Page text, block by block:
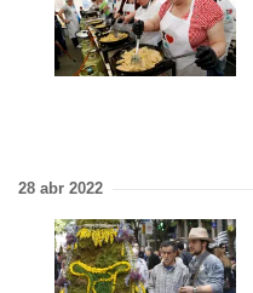
28 abr 2022